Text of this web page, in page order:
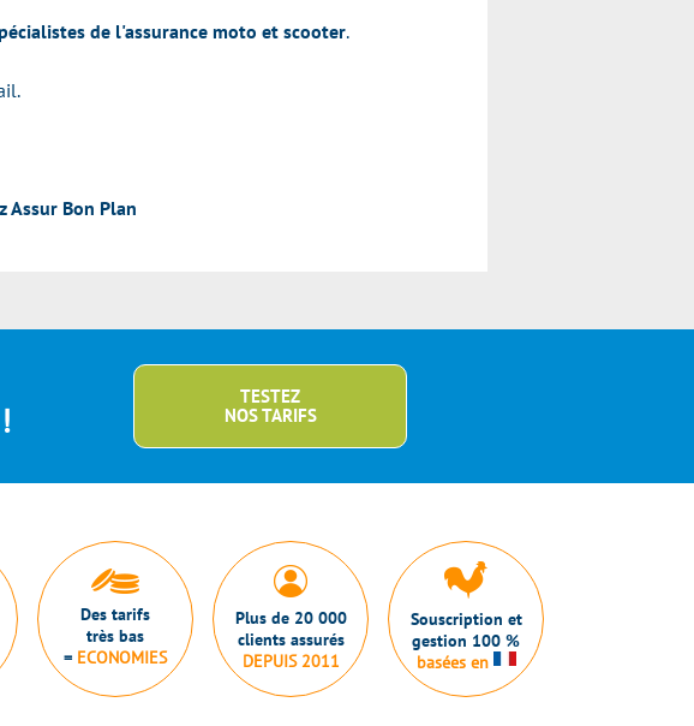
de l'assurance moto et scooter.
Assur Bon Plan
TESTEZ
NOS TARIFS
Des tarifs
très bas
= ECONOMIES
Plus de 20 000
clients assurés
DEPUIS 2011
Souscription et
gestion 100 %
basées en